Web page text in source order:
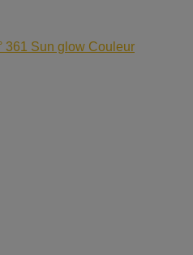
361 Sun glow Couleur